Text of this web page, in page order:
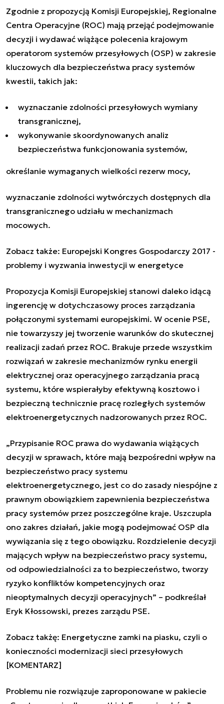
Zgodnie z propozycją Komisji Europejskiej, Regionalne
Centra Operacyjne (ROC) mają przejąć podejmowanie
decyzji i wydawać wiążące polecenia krajowym
operatorom systemów przesyłowych (OSP) w zakresie
kluczowych dla bezpieczeństwa pracy systemów
kwestii, takich jak:
wyznaczanie zdolności przesyłowych wymiany
transgranicznej,
wykonywanie skoordynowanych analiz
bezpieczeństwa funkcjonowania systemów,
określanie wymaganych wielkości rezerw mocy,
wyznaczanie zdolności wytwórczych dostępnych dla
transgranicznego udziału w mechanizmach
mocowych.
Zobacz także: Europejski Kongres Gospodarczy 2017 -
problemy i wyzwania inwestycji w energetyce
Propozycja Komisji Europejskiej stanowi daleko idącą
ingerencję w dotychczasowy proces zarządzania
połączonymi systemami europejskimi. W ocenie PSE,
nie towarzyszy jej tworzenie warunków do skutecznej
realizacji zadań przez ROC. Brakuje przede wszystkim
rozwiązań w zakresie mechanizmów rynku energii
elektrycznej oraz operacyjnego zarządzania pracą
systemu, które wspierałyby efektywną kosztowo i
bezpieczną technicznie pracę rozległych systemów
elektroenergetycznych nadzorowanych przez ROC.
„Przypisanie ROC prawa do wydawania wiążących
decyzji w sprawach, które mają bezpośredni wpływ na
bezpieczeństwo pracy systemu
elektroenergetycznego, jest co do zasady niespójne z
prawnym obowiązkiem zapewnienia bezpieczeństwa
pracy systemów przez poszczególne kraje. Uszczupla
ono zakres działań, jakie mogą podejmować OSP dla
wywiązania się z tego obowiązku. Rozdzielenie decyzji
mających wpływ na bezpieczeństwo pracy systemu,
od odpowiedzialności za to bezpieczeństwo, tworzy
ryzyko konfliktów kompetencyjnych oraz
nieoptymalnych decyzji operacyjnych” – podkreślał
Eryk Kłossowski, prezes zarządu PSE.
Zobacz takżę: Energetyczne zamki na piasku, czyli o
konieczności modernizacji sieci przesyłowych
[KOMENTARZ]
Problemu nie rozwiązuje zaproponowane w pakiecie